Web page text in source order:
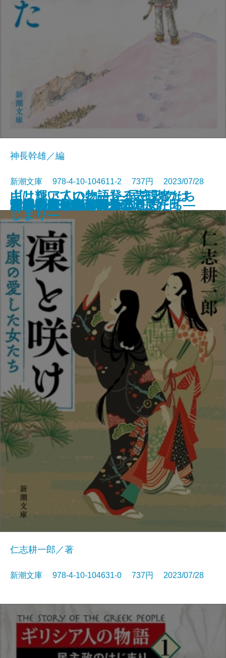
サキの忘れ物
沙林 偽りの王国〔上〕
沙林 偽りの王国〔下〕
舞姫
キリング・ヒル
ウナギが故郷に帰るとき
金春屋ゴメス 因果の刀
夏の約束、水の聲
母影
山は輝いていた―登る表現者たち
十三人の断章―
神長幹雄／編
新潮文庫 978-4-10-104611-2 737円 2023/07/28
凜と咲け―家康の愛した女たち―
仁志耕一郎／著
新潮文庫 978-4-10-104631-0 737円 2023/07/28
ギリシア人の物語1―民主政のは
じまり―
芽吹長屋仕合せ帖 日日是好日
湖の女たち
脳はみんな病んでいる
ひとすじの光を辿れ
すべてはエマのために
幽世の薬剤師4
とわの庭
この気持ちもいつか忘れる